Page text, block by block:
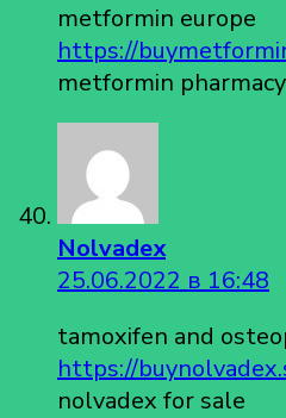
metformin europe
https://
metformin
Nolvadex
25.06.2022 в 16:48
tamoxifen and
https://
nolvadex for sale